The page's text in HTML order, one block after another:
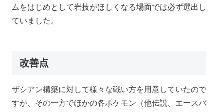
ムをはじめとして岩技がほしくなる場面では必ず選出し
ていました。
改善点
ザシアン構築に対して様々な戦い方を用意していたので
すが、その一方でほかの各ポケモン（他伝説、エースバ